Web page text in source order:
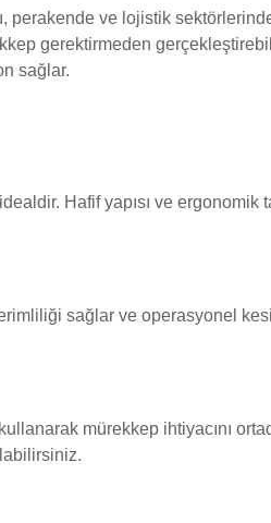
perakende ve lojistik
gerektirmeden
sağlar.
Hafif yapısı ve ergonomik
sağlar ve operasyonel
mürekkep ihtiyacını